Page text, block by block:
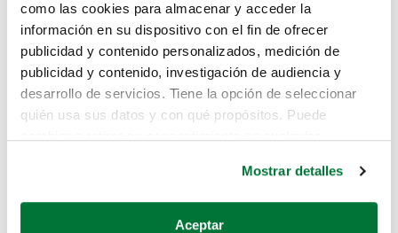
como las cookies para almacenar y acceder la
información en su dispositivo con el fin de ofrecer
publicidad y contenido personalizados, medición de
publicidad y contenido, investigación de audiencia y
desarrollo de servicios. Tiene la opción de seleccionar
quién usa sus datos y con qué propósitos. Puede
Si lo permite, también quisiéramos:
Mostrar detalles
Aceptar
Lo sentimos, no sabemos como
te hemos traido hasta aquí.
Pero puedes encontrar el coche que estás
buscando en alguno de estos enlaces:
Coches de segunda mano